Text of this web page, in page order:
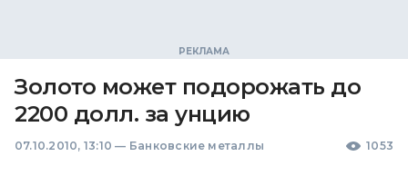
Золото может подорожать до
2200 долл. за унцию
07.10.2010, 13:10 — Банковские металлы 1053